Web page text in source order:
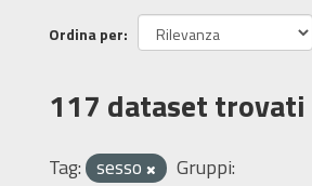
Ordina per
117 dataset trovati
Tag: sesso
Gruppi: